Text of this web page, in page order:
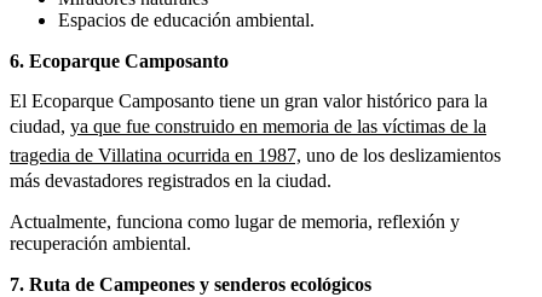
Espacios de educación ambiental.
6. Ecoparque Camposanto
El Ecoparque Camposanto tiene un gran valor histórico para la
ciudad, ya que fue construido en memoria de las víctimas de la
tragedia de Villatina ocurrida en 1987, uno de los deslizamientos
más devastadores registrados en la ciudad.
Actualmente, funciona como lugar de memoria, reflexión y
recuperación ambiental.
7. Ruta de Campeones y senderos ecológicos